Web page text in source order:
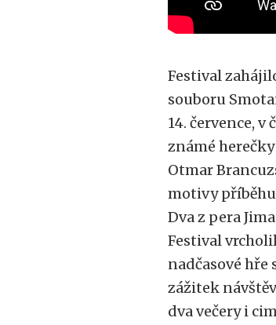
Festival
souboru
14. července,
známé
Otmar
motivy příběhu
Dva z pera
Festival
nadčasové
zážitek
dva večery i